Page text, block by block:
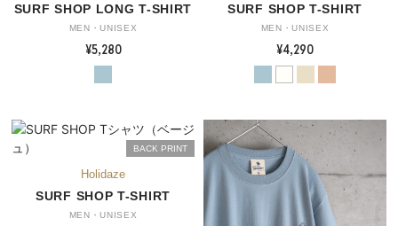
SURF SHOP LONG T-SHIRT
MEN・UNISEX
¥5,280
SURF SHOP T-SHIRT
MEN・UNISEX
¥4,290
BACK PRINT
SURF SHOP T-SHIRT
MEN・UNISEX